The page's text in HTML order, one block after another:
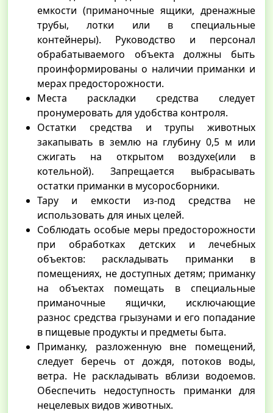
емкости (приманочные ящики, дренажные
трубы, лотки или в специальные
контейнеры). Руководство и персонал
обрабатываемого объекта должны быть
проинформированы о наличии приманки и
мерах предосторожности.
Места раскладки средства следует
пронумеровать для удобства контроля.
Остатки средства и трупы животных
закапывать в землю на глубину 0,5 м или
сжигать на открытом воздухе(или в
котельной). Запрещается выбрасывать
остатки приманки в мусоросборники.
Тару и емкости из-под средства не
использовать для иных целей.
Соблюдать особые меры предосторожности
при обработках детских и лечебных
объектов: раскладывать приманки в
помещениях, не доступных детям; приманку
на объектах помещать в специальные
приманочные ящички, исключающие
разнос средства грызунами и его попадание
в пищевые продукты и предметы быта.
Приманку, разложенную вне помещений,
следует беречь от дождя, потоков воды,
ветра. Не раскладывать вблизи водоемов.
Обеспечить недоступность приманки для
нецелевых видов животных.